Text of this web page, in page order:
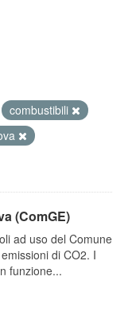
combustibili
(ComGE)
ad uso del Comune
di CO2. I
funzione...